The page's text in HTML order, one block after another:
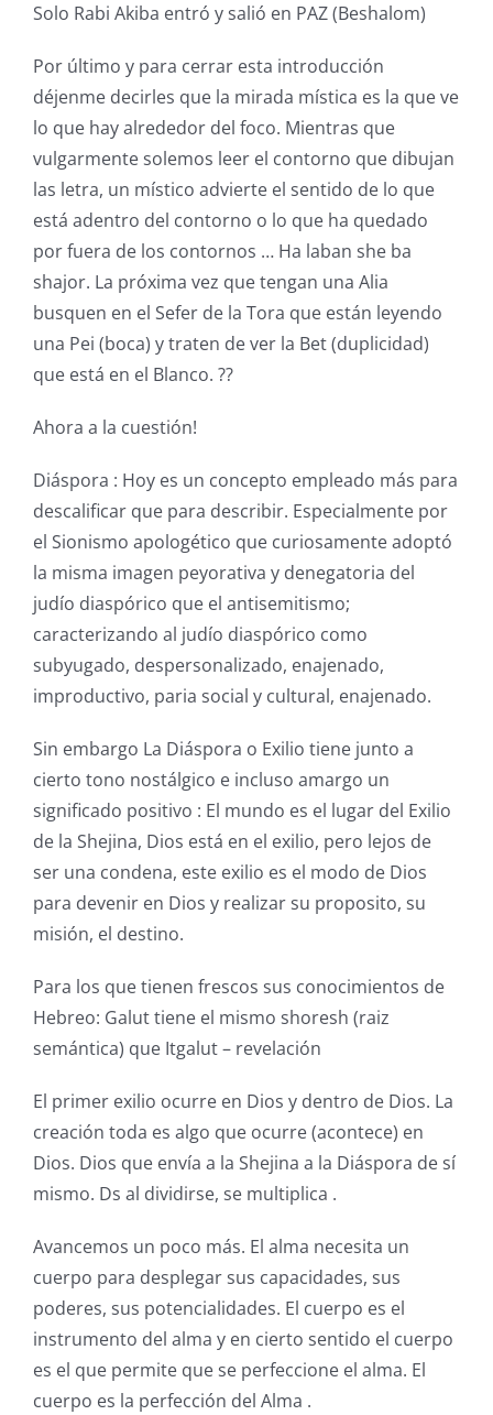
Solo Rabi Akiba entró y salió en PAZ (Beshalom)
Por último y para cerrar esta introducción
déjenme decirles que la mirada mística es la que ve
lo que hay alrededor del foco. Mientras que
vulgarmente solemos leer el contorno que dibujan
las letra, un místico advierte el sentido de lo que
está adentro del contorno o lo que ha quedado
por fuera de los contornos … Ha laban she ba
shajor. La próxima vez que tengan una Alia
busquen en el Sefer de la Tora que están leyendo
una Pei (boca) y traten de ver la Bet (duplicidad)
que está en el Blanco. ??
Ahora a la cuestión!
Diáspora : Hoy es un concepto empleado más para
descalificar que para describir. Especialmente por
el Sionismo apologético que curiosamente adoptó
la misma imagen peyorativa y denegatoria del
judío diaspórico que el antisemitismo;
caracterizando al judío diaspórico como
subyugado, despersonalizado, enajenado,
improductivo, paria social y cultural, enajenado.
Sin embargo La Diáspora o Exilio tiene junto a
cierto tono nostálgico e incluso amargo un
significado positivo : El mundo es el lugar del Exilio
de la Shejina, Dios está en el exilio, pero lejos de
ser una condena, este exilio es el modo de Dios
para devenir en Dios y realizar su proposito, su
misión, el destino.
Para los que tienen frescos sus conocimientos de
Hebreo: Galut tiene el mismo shoresh (raiz
semántica) que Itgalut – revelación
El primer exilio ocurre en Dios y dentro de Dios. La
creación toda es algo que ocurre (acontece) en
Dios. Dios que envía a la Shejina a la Diáspora de sí
mismo. Ds al dividirse, se multiplica .
Avancemos un poco más. El alma necesita un
cuerpo para desplegar sus capacidades, sus
poderes, sus potencialidades. El cuerpo es el
instrumento del alma y en cierto sentido el cuerpo
es el que permite que se perfeccione el alma. El
cuerpo es la perfección del Alma .